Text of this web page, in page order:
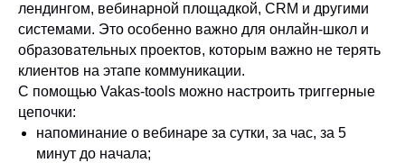
лендингом, вебинарной площадкой, CRM и другими
системами. Это особенно важно для онлайн-школ и
образовательных проектов, которым важно не терять
клиентов на этапе коммуникации.
С помощью Vakas-tools можно настроить триггерные
цепочки:
напоминание о вебинаре за сутки, за час, за 5
минут до начала;